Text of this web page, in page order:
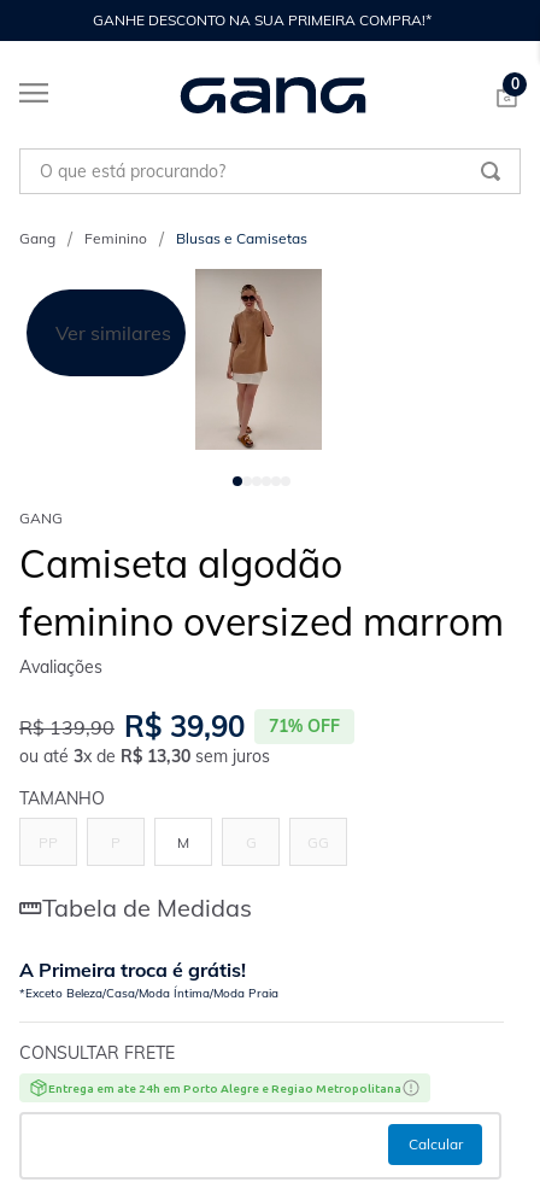
GANHE DESCONTO NA SUA PRIMEIRA COMPRA!*
0
O que está procurando?
Feminino Blusas e Camisetas
Ver similares
GANG
Camiseta algodão
feminino oversized marrom
R$ 139,90 R$ 39,90 71% OFF
ou até 3x de R$ 13,30 sem juros
TAMANHO
PP P M G GG
Tabela de Medidas
A Primeira troca é grátis!
*Exceto Beleza/Casa/Moda Íntima/Moda Praia
CONSULTAR FRETE
Entrega em ate 24h em Porto Alegre e Regiao Metropolitana